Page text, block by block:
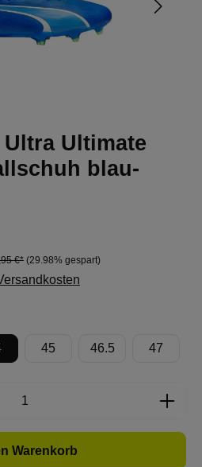
Ultimate
blau-
€* (29.98% gespart)
nicht verfügbar.)
ist zurzeit nicht verfügbar.)
45 46.5 47
den gewünschten
Warenkorb